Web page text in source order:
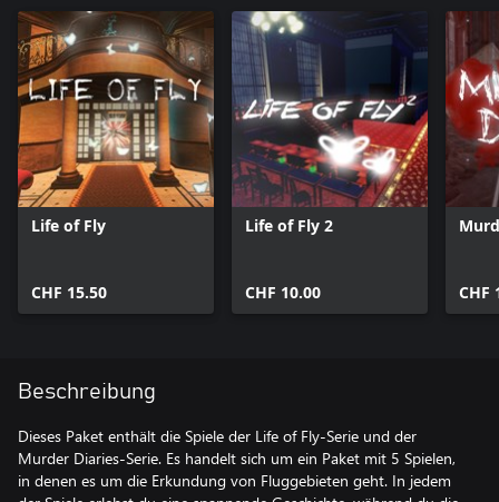
Life of Fly
CHF 15.50
Life of Fly 2
CHF 10.00 CHF
Beschreibung
Dieses Paket enthält die Spiele der Life of Fly-Serie und der
Murder Diaries-Serie. Es handelt sich um ein Paket mit 5 Spielen,
in denen es um die Erkundung von Fluggebieten geht. In jedem